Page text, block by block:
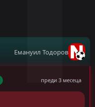
Емануил Тодоров
преди 3 месеца